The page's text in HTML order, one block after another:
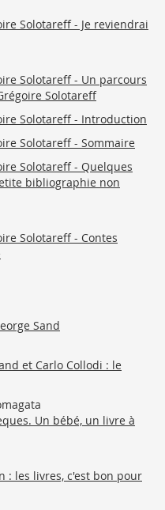
Solotareff - Je reviendrai
Solotareff - Un parcours
Solotareff
Solotareff - Introduction
Solotareff - Sommaire
Solotareff - Quelques
bibliographie non
Solotareff - Contes
Sand
et Carlo Collodi : le
Un bébé, un livre à
: les livres, c'est bon pour